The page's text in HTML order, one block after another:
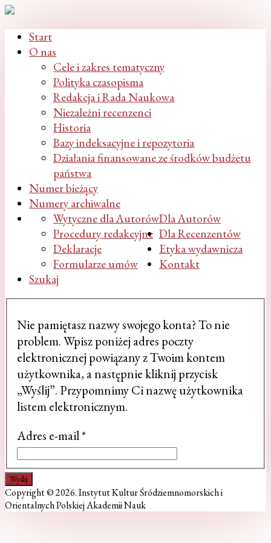
Start
O nas
Cele i zakres tematyczny
Polityka czasopisma
Redakcja i Rada Naukowa
Niezależni recenzenci
Historia
Bazy indeksacyjne i repozytoria
Działania finansowane ze środków budżetu
państwa
Numer bieżący
Numery archiwalne
Dla Autorów
Wytyczne dla Autorów
Procedury redakcyjne
Deklaracje
Formularze umów
Dla Recenzentów
Etyka wydawnicza
Kontakt
Szukaj
Nie pamiętasz nazwy swojego konta? To nie
problem. Wpisz poniżej adres poczty
elektronicznej powiązany z Twoim kontem
użytkownika, a następnie kliknij przycisk
„Wyślij”. Przypomnimy Ci nazwę użytkownika
listem elektronicznym.
Adres e-mail*
Wyślij
Copyright © 2026. Instytut Kultur Śródziemnomorskich i
Orientalnych Polskiej Akademii Nauk